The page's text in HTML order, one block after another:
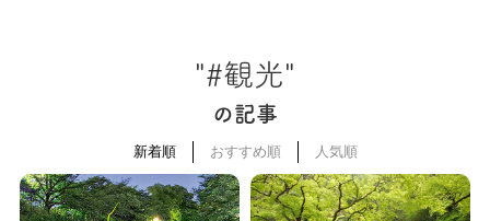
"#観光"
の記事
新着順 おすすめ順 人気順